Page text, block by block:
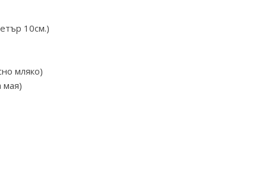
10см.)
мляко)
мая)